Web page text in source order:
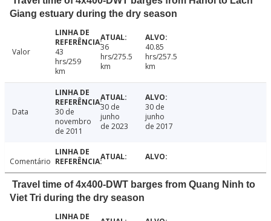
Giang estuary during the dry season
Valor
43
hrs/259
km
36
hrs/275.5
km
40.85
hrs/257.5
km
Data
30 de
novembro
de 2011
30 de
junho
de 2023
30 de
junho
de 2017
Comentário
Travel time of 4x400-DWT barges from Quang Ninh to
Viet Tri during the dry season